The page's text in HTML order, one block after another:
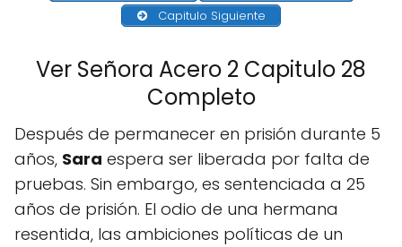
Capitulo Siguiente
Ver Señora Acero 2 Capitulo 28
Completo
Después de permanecer en prisión durante 5
años, Sara espera ser liberada por falta de
pruebas. Sin embargo, es sentenciada a 25
años de prisión. El odio de una hermana
resentida, las ambiciones políticas de un